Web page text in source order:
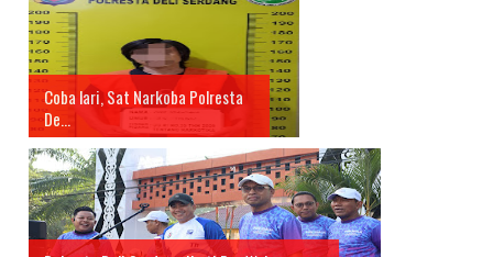
Coba lari, Sat Narkoba Polresta
De...